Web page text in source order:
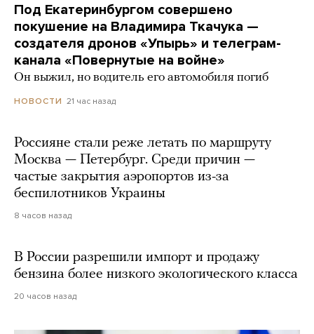
Под Екатеринбургом совершено
покушение на Владимира Ткачука —
создателя дронов «Упырь» и телеграм-
канала «Повернутые на войне»
Он выжил, но водитель его автомобиля погиб
НОВОСТИ 21 час назад
Россияне стали реже летать по маршруту
Москва — Петербург. Среди причин —
частые закрытия аэропортов из-за
беспилотников Украины
8 часов назад
В России разрешили импорт и продажу
бензина более низкого экологического класса
20 часов назад